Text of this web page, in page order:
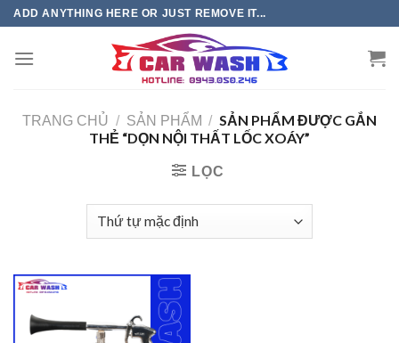
Chuyển
phần
ADD ANYTHING HERE OR JUST REMOVE IT...
TRANG CHỦ / SẢN PHẨM / SẢN PHẨM ĐƯỢC GẮN
THẺ “DỌN NỘI THẤT LỐC XOÁY”
LỌC